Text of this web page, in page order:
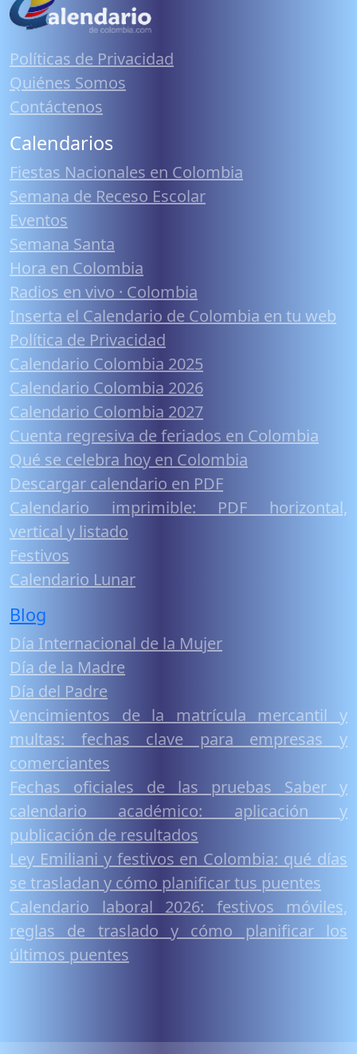
Políticas de Privacidad
Quiénes Somos
Contáctenos
Calendarios
Fiestas Nacionales en Colombia
Semana de Receso Escolar
Eventos
Semana Santa
Hora en Colombia
Radios en vivo · Colombia
Inserta el Calendario de Colombia en tu web
Política de Privacidad
Calendario Colombia 2025
Calendario Colombia 2026
Calendario Colombia 2027
Cuenta regresiva de feriados en Colombia
Qué se celebra hoy en Colombia
Descargar calendario en PDF
Calendario imprimible: PDF horizontal,
vertical y listado
Festivos
Calendario Lunar
Blog
Día Internacional de la Mujer
Día de la Madre
Día del Padre
Vencimientos de la matrícula mercantil y
multas: fechas clave para empresas y
comerciantes
Fechas oficiales de las pruebas Saber y
calendario académico: aplicación y
publicación de resultados
Ley Emiliani y festivos en Colombia: qué días
se trasladan y cómo planificar tus puentes
Calendario laboral 2026: festivos móviles,
reglas de traslado y cómo planificar los
últimos puentes